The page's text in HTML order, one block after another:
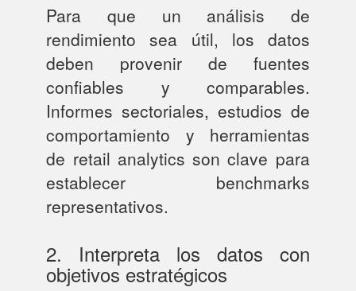
Para que un análisis de
rendimiento sea útil, los datos
deben provenir de fuentes
confiables y comparables.
Informes sectoriales, estudios de
comportamiento y herramientas
de retail analytics son clave para
establecer benchmarks
representativos.
2. Interpreta los datos con
objetivos estratégicos